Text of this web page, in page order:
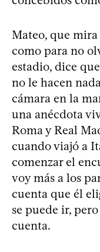
Mateo, que
como para no
estadio, dice
no le hacen
cámara en la
una anécdota
Roma y Real
cuando viajó a
comenzar el
voy más a los
cuenta que él
se puede ir,
cuenta.